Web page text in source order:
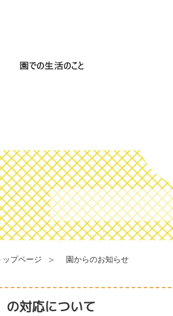
ップページ 園からのお知らせ
の対応について